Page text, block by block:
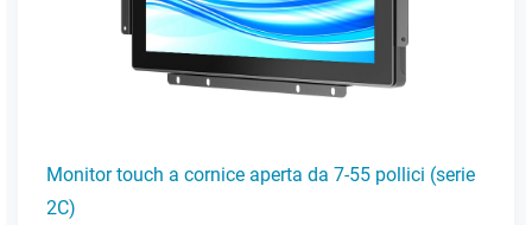
Monitor touch a cornice aperta da 7-55 pollici (serie